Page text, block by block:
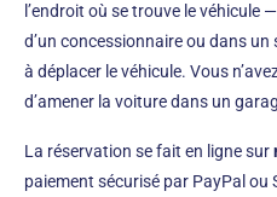
l’endroit où se trouve le véhicule
d’un concessionnaire ou dans
à déplacer le véhicule. Vous
d’amener la voiture dans un
La réservation se fait en ligne sur
paiement sécurisé par PayPal ou